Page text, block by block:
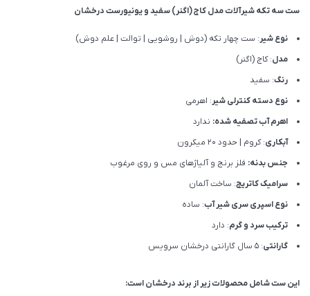
ست سه تکه شیرآلات مدل کاج (اگنر) سفید و یونیورست درخشان
نوع شیر: ست چهار تکه (دوش | روشویی | توالت | علم دوش)
مدل: کاج (اگنر)
رنگ: سفید
نوع دسته کنترلی شیر: اهرمی
اهرم آب تصفیه شده: ندارد
آبکاری: کروم | حدود 20 میکرون
جنس بدنه: فلز برنج و آلیاژهای مس و روی مرغوب
سرامیک کاتریج: ساخت آلمان
نوع اسپری سری شیر آب: ساده
ترکیب سرد و گرم: دارد
گارانتی: 5 سال گارانتی درخشان سرویس
این ست شامل محصولات زیر از برند درخشان است: